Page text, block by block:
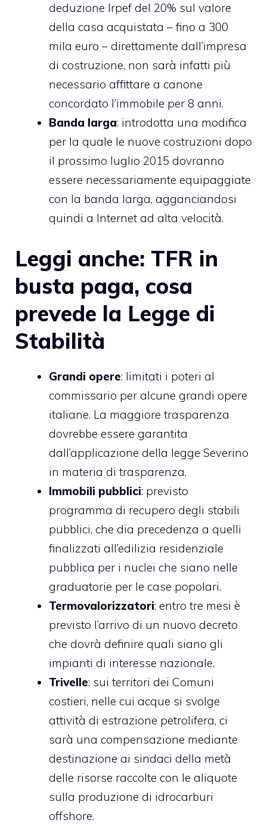
deduzione Irpef del 20% sul valore
della casa acquistata – fino a 300
mila euro – direttamente dall’impresa
di costruzione, non sarà infatti più
necessario affittare a canone
concordato l’immobile per 8 anni.
Banda larga: introdotta una modifica
per la quale le nuove costruzioni dopo
il prossimo luglio 2015 dovranno
essere necessariamente equipaggiate
con la banda larga, agganciandosi
quindi a Internet ad alta velocità.
Leggi anche: TFR in
busta paga, cosa
prevede la Legge di
Stabilità
Grandi opere: limitati i poteri al
commissario per alcune grandi opere
italiane. La maggiore trasparenza
dovrebbe essere garantita
dall’applicazione della legge Severino
in materia di trasparenza.
Immobili pubblici: previsto
programma di recupero degli stabili
pubblici, che dia precedenza a quelli
finalizzati all’edilizia residenziale
pubblica per i nuclei che siano nelle
graduatorie per le case popolari.
Termovalorizzatori: entro tre mesi è
previsto l’arrivo di un nuovo decreto
che dovrà definire quali siano gli
impianti di interesse nazionale.
Trivelle: sui territori dei Comuni
costieri, nelle cui acque si svolge
attività di estrazione petrolifera, ci
sarà una compensazione mediante
destinazione ai sindaci della metà
delle risorse raccolte con le aliquote
sulla produzione di idrocarburi
offshore.